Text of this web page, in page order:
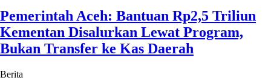
Pemerintah Aceh: Bantuan Rp2,5 Triliun
Kementan Disalurkan Lewat Program,
Bukan Transfer ke Kas Daerah
Berita